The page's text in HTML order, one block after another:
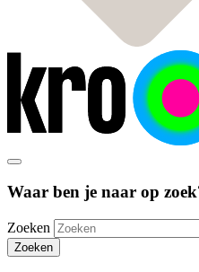
Waar ben je naar op
Zoeken
Zoeken